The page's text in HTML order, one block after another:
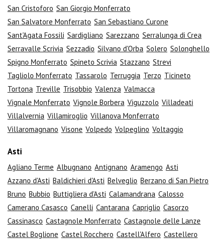
San Cristoforo San Giorgio Monferrato
San Salvatore Monferrato San Sebastiano Curone
Sant'Agata Fossili Sardigliano Sarezzano Serralunga di Crea
Serravalle Scrivia Sezzadio Silvano d'Orba Solero Solonghello
Spigno Monferrato Spineto Scrivia Stazzano Strevi
Tagliolo Monferrato Tassarolo Terruggia Terzo Ticineto
Tortona Treville Trisobbio Valenza Valmacca
Vignale Monferrato Vignole Borbera Viguzzolo Villadeati
Villalvernia Villamiroglio Villanova Monferrato
Villaromagnano Visone Volpedo Volpeglino Voltaggio
Asti
Agliano Terme Albugnano Antignano Aramengo Asti
Azzano d'Asti Baldichieri d'Asti Belveglio Berzano di San Pietro
Bruno Bubbio Buttigliera d'Asti Calamandrana Calosso
Camerano Casasco Canelli Cantarana Capriglio Casorzo
Cassinasco Castagnole Monferrato Castagnole delle Lanze
Castel Boglione Castel Rocchero Castell'Alfero Castellero